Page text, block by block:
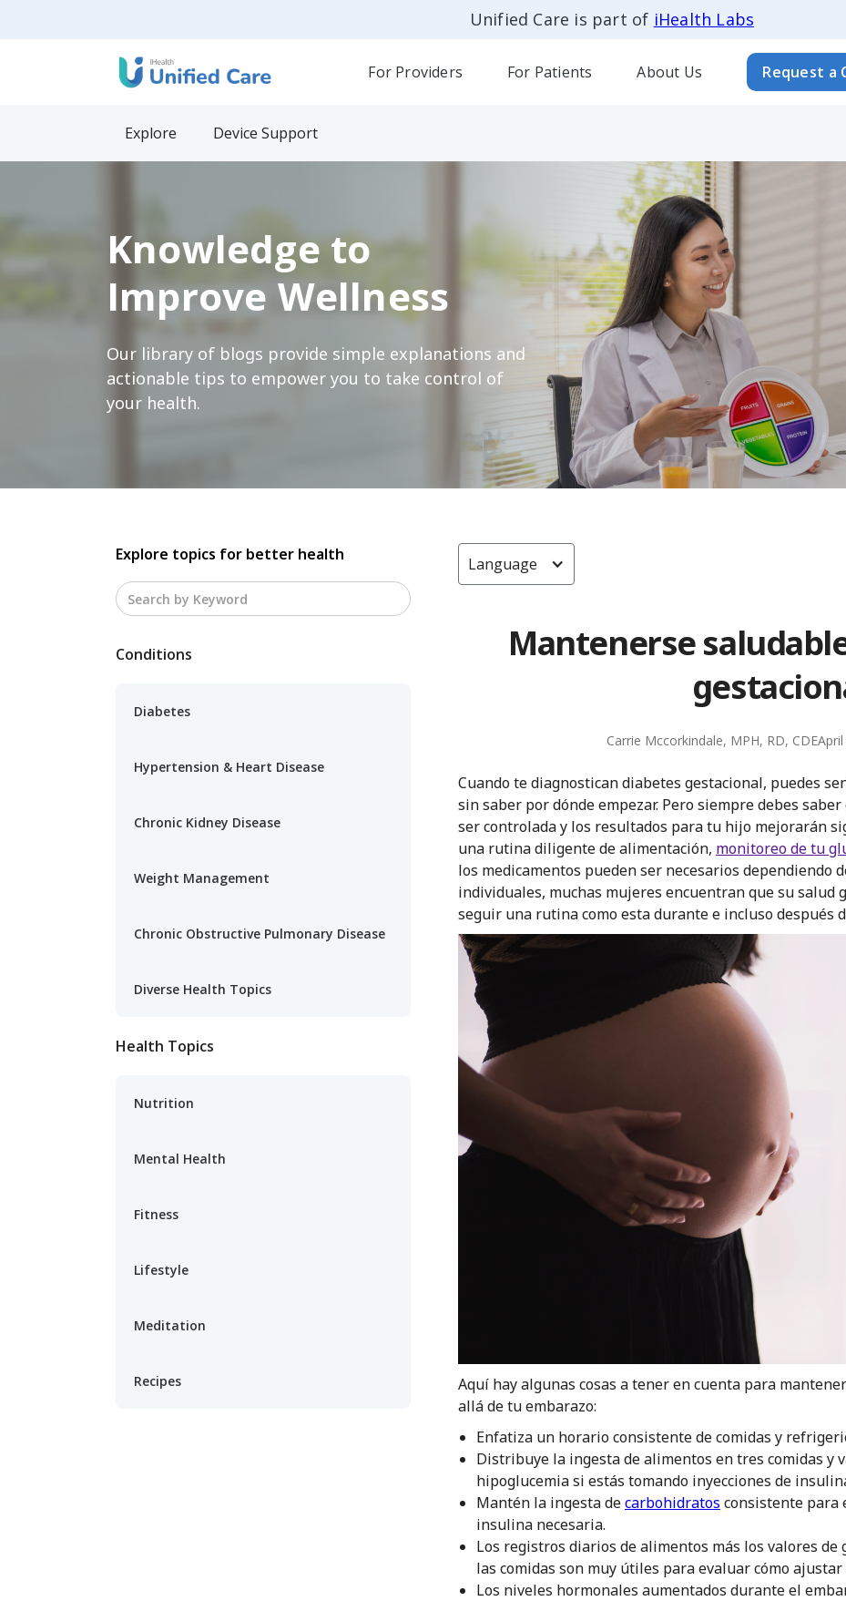
Unified Care is part of iHealth Labs
For Providers For Patients About Us Request a
Explore Device Support
Knowledge to
Improve Wellness
Our library of blogs provide simple explanations and
actionable tips to empower you to take control of
your health.
Explore topics for better health
Conditions
Diabetes
Hypertension & Heart Disease
Chronic Kidney Disease
Weight Management
Chronic Obstructive Pulmonary Disease
Diverse Health Topics
Health Topics
Nutrition
Mental Health
Fitness
Lifestyle
Meditation
Recipes
Language
Mantenerse
Carrie Mccorkindale, MPH, RD, CDE
Cuando te diagnostican diabetes gestacional, puedes
sin saber por dónde empezar. Pero siempre debes
ser controlada y los resultados para tu hijo mejorarán
una rutina diligente de alimentación, monitoreo de tu
los medicamentos pueden ser necesarios dependiendo
individuales, muchas mujeres encuentran que su salud
seguir una rutina como esta durante e incluso después
Aquí hay algunas cosas a tener en cuenta para
allá de tu embarazo:
Enfatiza un horario consistente de comidas y
Distribuye la ingesta de alimentos en tres comidas
hipoglucemia si estás tomando inyecciones de
Mantén la ingesta decarbohidratos consistente para
insulina necesaria.
Los registros diarios de alimentos más los valores de
las comidas son muy útiles para evaluar cómo
Los niveles hormonales aumentados durante el